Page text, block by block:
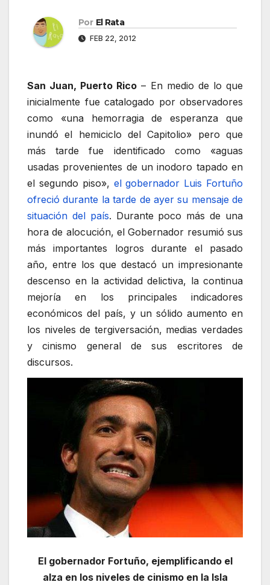
Por El Rata
FEB 22, 2012
San Juan, Puerto Rico – En medio de lo que
inicialmente fue catalogado por observadores
como «una hemorragia de esperanza que
inundó el hemiciclo del Capitolio» pero que
más tarde fue identificado como «aguas
usadas provenientes de un inodoro tapado en
el segundo piso», el gobernador Luis Fortuño
ofreció durante la tarde de ayer su mensaje de
situación del país. Durante poco más de una
hora de alocución, el Gobernador resumió sus
más importantes logros durante el pasado
año, entre los que destacó un impresionante
descenso en la actividad delictiva, la continua
mejoría en los principales indicadores
económicos del país, y un sólido aumento en
los niveles de tergiversación, medias verdades
y cinismo general de sus escritores de
discursos.
El gobernador Fortuño, ejemplificando el
alza en los niveles de cinismo en la Isla